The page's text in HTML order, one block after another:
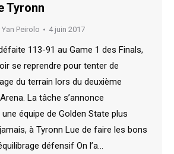
Tyronn
Yan Peirolo 4 juin 2017
113-91 au Game 1 des Finals,
se reprendre pour tenter de
du terrain lors du deuxième
La tâche s’annonce
équipe de Golden State plus
à Tyronn Lue de faire les bons
défensif On l’a…